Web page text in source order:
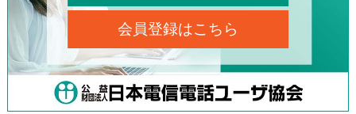
会員登録はこちら